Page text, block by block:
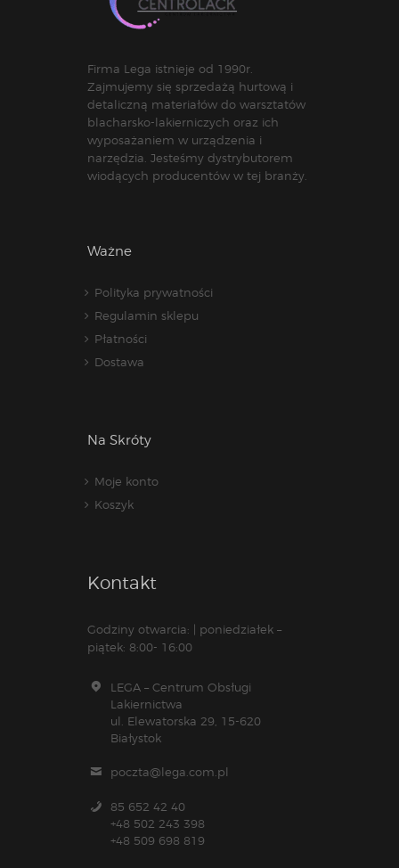
Firma Lega istnieje od 1990r.
Zajmujemy się sprzedażą hurtową i
detaliczną materiałów do warsztatów
blacharsko-lakierniczych oraz ich
wyposażaniem w urządzenia i
narzędzia. Jesteśmy dystrybutorem
wiodących producentów w tej branży.
Ważne
Polityka prywatności
Regulamin sklepu
Płatności
Dostawa
Na Skróty
Moje konto
Koszyk
Kontakt
Godziny otwarcia: | poniedziałek –
piątek: 8:00- 16:00
LEGA – Centrum Obsługi
Lakiernictwa
ul. Elewatorska 29, 15-620
Białystok
poczta@lega.com.pl
85 652 42 40
+48 502 243 398
+48 509 698 819